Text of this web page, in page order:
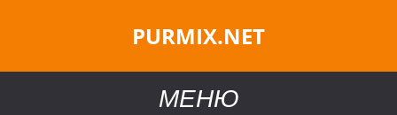
PURMIX.NET
МЕНЮ